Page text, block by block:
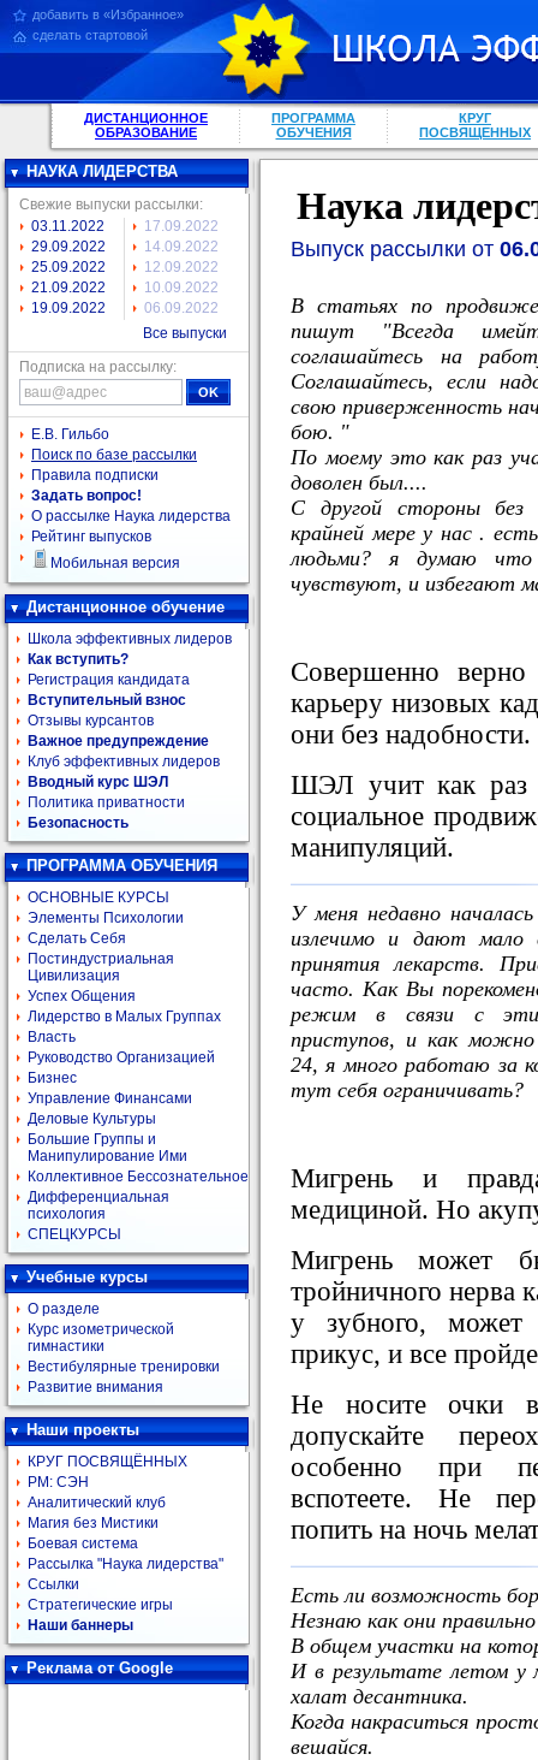
добавить в «Избранное»
сделать стартовой
ДИСТАНЦИОННОЕ
ОБРАЗОВАНИЕ
ПРОГРАММА
ОБУЧЕНИЯ
КРУГ
ПОСВЯЩЕННЫХ
НАУКА ЛИДЕРСТВА
Свежие выпуски рассылки:
03.11.2022
29.09.2022
25.09.2022
21.09.2022
19.09.2022
17.09.2022
14.09.2022
12.09.2022
10.09.2022
06.09.2022
Все выпуски
Подписка на рассылку:
Е.В. Гильбо
Поиск по базе рассылки
Правила подписки
Задать вопрос!
О рассылке Наука лидерства
Рейтинг выпусков
Мобильная версия
Дистанционное обучение
Школа эффективных лидеров
Как вступить?
Регистрация кандидата
Вступительный взнос
Отзывы курсантов
Важное предупреждение
Клуб эффективных лидеров
Вводный курс ШЭЛ
Политика приватности
Безопасность
ПРОГРАММА ОБУЧЕНИЯ
ОСНОВНЫЕ КУРСЫ
Элементы Психологии
Сделать Себя
Постиндустриальная
Цивилизация
Успех Общения
Лидерство в Малых Группах
Власть
Руководство Организацией
Бизнес
Управление Финансами
Деловые Культуры
Большие Группы и
Манипулирование Ими
Коллективное Бессознательное
Дифференциальная
психология
СПЕЦКУРСЫ
Учебные курсы
О разделе
Курс изометрической
гимнастики
Вестибулярные тренировки
Развитие внимания
Наши проекты
КРУГ ПОСВЯЩЁННЫХ
РМ: СЭН
Аналитический клуб
Магия без Мистики
Боевая система
Рассылка "Наука лидерства"
Ссылки
Стратегические игры
Наши баннеры
Реклама от Google
Наука
Выпуск рассылки от
В статьях по
пишут "Всегда
соглашайтесь на
Соглашайтесь, если
свою приверженность
бою. "
По моему это как раз
доволен был....
С другой стороны
крайней мере у нас .
людьми? я думаю что
чувствуют, и избегают
Совершенно
карьеру низовых
они без надобности.
ШЭЛ учит как раз
социальное
манипуляций.
У меня недавно
излечимо и дают мало
принятия лекарств.
часто. Как Вы
режим в связи с
приступов, и как
24, я много работаю за
тут себя ограничивать?
Мигрень и
медициной. Но
Мигрень может
тройничного нерва
у зубного, может
прикус, и все
Не носите очки в
допускайте
особенно при
вспотеете. Не
попить на ночь
Есть ли возможность
Незнаю как они
В общем участки на
И в результате летом у
халат десантника.
Когда накраситься
вешайся.